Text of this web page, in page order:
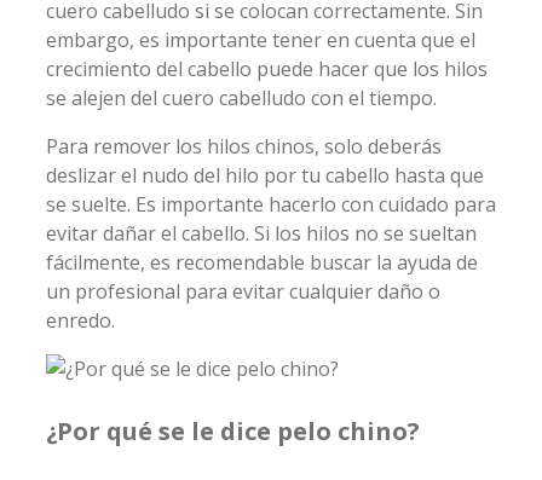
cuero cabelludo si se colocan correctamente. Sin
embargo, es importante tener en cuenta que el
crecimiento del cabello puede hacer que los hilos
se alejen del cuero cabelludo con el tiempo.
Para remover los hilos chinos, solo deberás
deslizar el nudo del hilo por tu cabello hasta que
se suelte. Es importante hacerlo con cuidado para
evitar dañar el cabello. Si los hilos no se sueltan
fácilmente, es recomendable buscar la ayuda de
un profesional para evitar cualquier daño o
enredo.
¿Por qué se le dice pelo chino?